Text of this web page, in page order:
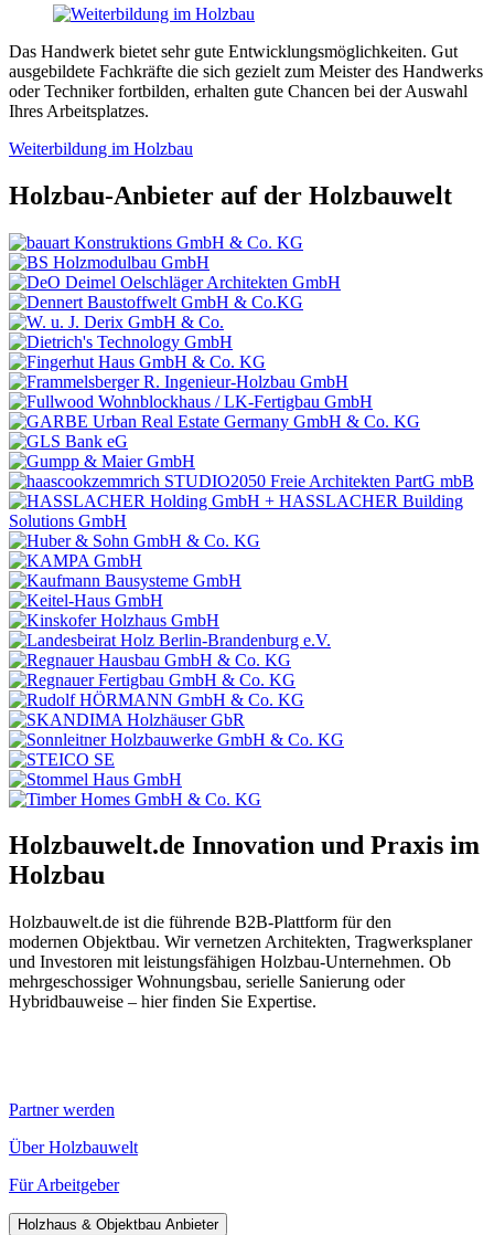
Das Handwerk bietet sehr gute Entwicklungsmöglichkeiten. Gut
ausgebildete Fachkräfte die sich gezielt zum Meister des Handwerks
oder Techniker fortbilden, erhalten gute Chancen bei der Auswahl
Ihres Arbeitsplatzes.
Weiterbildung im Holzbau
Holzbau-Anbieter auf der Holzbauwelt
Holzbauwelt.de Innovation und Praxis im
Holzbau
Holzbauwelt.de ist die führende B2B-Plattform für den
modernen Objektbau. Wir vernetzen Architekten, Tragwerksplaner
und Investoren mit leistungsfähigen Holzbau-Unternehmen. Ob
mehrgeschossiger Wohnungsbau, serielle Sanierung oder
Hybridbauweise – hier finden Sie Expertise.
Partner werden
Über Holzbauwelt
Für Arbeitgeber
Holzhaus & Objektbau Anbieter